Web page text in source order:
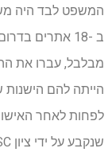
המשפט לבד היה
מבלבל, עברו את
לפחות לאחר